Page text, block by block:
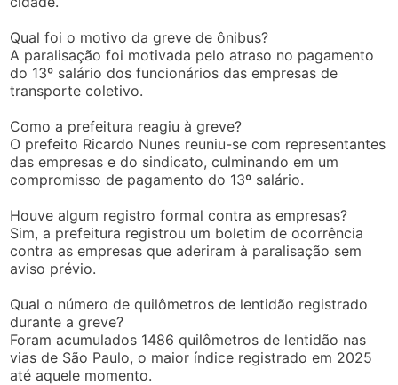
Qual foi o motivo da greve de ônibus?
A paralisação foi motivada pelo atraso no pagamento
do 13º salário dos funcionários das empresas de
transporte coletivo.
Como a prefeitura reagiu à greve?
O prefeito Ricardo Nunes reuniu-se com representantes
das empresas e do sindicato, culminando em um
compromisso de pagamento do 13º salário.
Houve algum registro formal contra as empresas?
Sim, a prefeitura registrou um boletim de ocorrência
contra as empresas que aderiram à paralisação sem
aviso prévio.
Qual o número de quilômetros de lentidão registrado
durante a greve?
Foram acumulados 1486 quilômetros de lentidão nas
vias de São Paulo, o maior índice registrado em 2025
até aquele momento.